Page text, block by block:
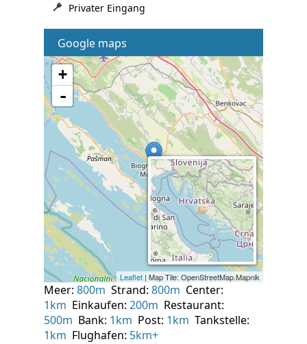
Privater Eingang
Google maps
Meer: 800m Strand: 800m Center:
1km Einkaufen: 200m Restaurant:
500m Bank: 1km Post: 1km Tankstelle:
1km Flughafen: 5km+